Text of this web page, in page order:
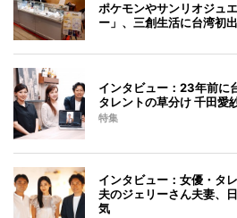
ポケモンやサンリオジュ
ー」、三創生活に台湾初
インタビュー：23年前に
タレントの草分け 千田愛
特集
インタビュー：女優・タ
夫のジェリーさん夫妻、
気